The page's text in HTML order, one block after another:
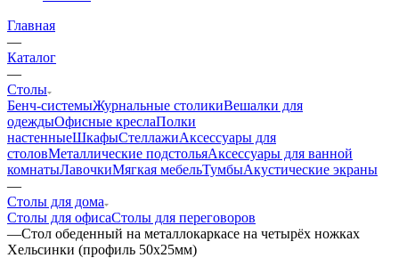
Главная
—
Каталог
—
Столы
Бенч-системыЖурнальные столикиВешалки для
одеждыОфисные креслаПолки
настенныеШкафыСтеллажиАксессуары для
столовМеталлические подстольяАксессуары для ванной
комнатыЛавочкиМягкая мебельТумбыАкустические экраны
—
Столы для дома
Столы для офисаСтолы для переговоров
—Стол обеденный на металлокаркасе на четырёх ножках
Хельсинки (профиль 50х25мм)